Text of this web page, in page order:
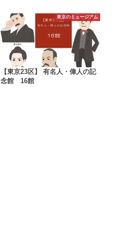
東京のミュージアム
【東京23区】 有名人・偉人の記
念館 16館